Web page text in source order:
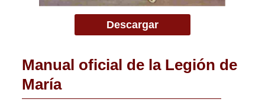
Descargar
Manual oficial de la Legión de
María